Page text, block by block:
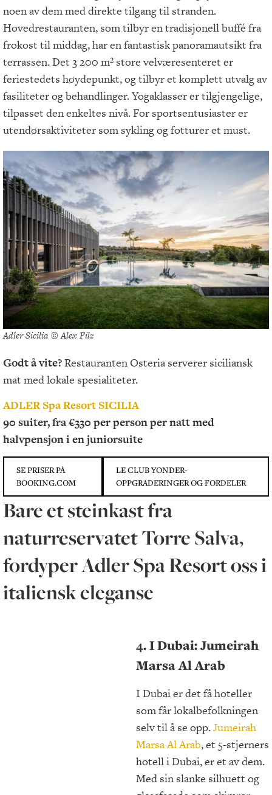
noen av dem med direkte tilgang til stranden.
Hovedrestauranten, som tilbyr en tradisjonell buffé fra
frokost til middag, har en fantastisk panoramautsikt fra
terrassen. Det 3 200 m² store velværesenteret er
feriestedets høydepunkt, og tilbyr et komplett utvalg av
fasiliteter og behandlinger. Yogaklasser er tilgjengelige,
tilpasset den enkeltes nivå. For sportsentusiaster er
utendørsaktiviteter som sykling og fotturer et must.
Adler Sicilia © Alex Filz
Godt å vite?Restauranten Osteria serverer siciliansk
mat med lokale spesialiteter.
ADLER Spa Resort SICILIA
90 suiter, fra €330 per person per natt med
halvpensjon i en juniorsuite
SE PRISER PÅ
BOOKING.COM
LE CLUB YONDER-
OPPGRADERINGER OG FORDELER
Bare et steinkast fra
naturreservatet Torre Salva,
fordyper Adler Spa Resort oss i
italiensk eleganse
4. I Dubai: Jumeirah
Marsa Al Arab
I Dubai er det få hoteller
som får lokalbefolkningen
selv til å se opp.Jumeirah
Marsa Al Arab, et 5-stjerners
hotell i Dubai, er et av dem.
Med sin slanke silhuett og